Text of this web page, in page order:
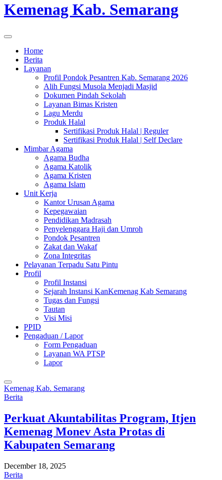
Kemenag Kab. Semarang
Home
Berita
Layanan
Profil Pondok Pesantren Kab. Semarang 2026
Alih Fungsi Musola Menjadi Masjid
Dokumen Pindah Sekolah
Layanan Bimas Kristen
Lagu Merdu
Produk Halal
Sertifikasi Produk Halal | Reguler
Sertifikasi Produk Halal | Self Declare
Mimbar Agama
Agama Budha
Agama Katolik
Agama Kristen
Agama Islam
Unit Kerja
Kantor Urusan Agama
Kepegawaian
Pendidikan Madrasah
Penyelenggara Haji dan Umroh
Pondok Pesantren
Zakat dan Wakaf
Zona Integritas
Pelayanan Terpadu Satu Pintu
Profil
Profil Instansi
Sejarah Instansi KanKemenag Kab Semarang
Tugas dan Fungsi
Tautan
Visi Misi
PPID
Pengaduan / Lapor
Form Pengaduan
Layanan WA PTSP
Lapor
Kemenag Kab. Semarang
Berita
Perkuat Akuntabilitas Program, Itjen
Kemenag Monev Asta Protas di
Kabupaten Semarang
December 18, 2025
Berita